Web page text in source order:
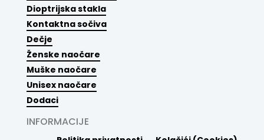
Dioptrijska stakla
Kontaktna sočiva
Dečje
Ženske naočare
Muške naočare
Unisex naočare
Dodaci
INFORMACIJE